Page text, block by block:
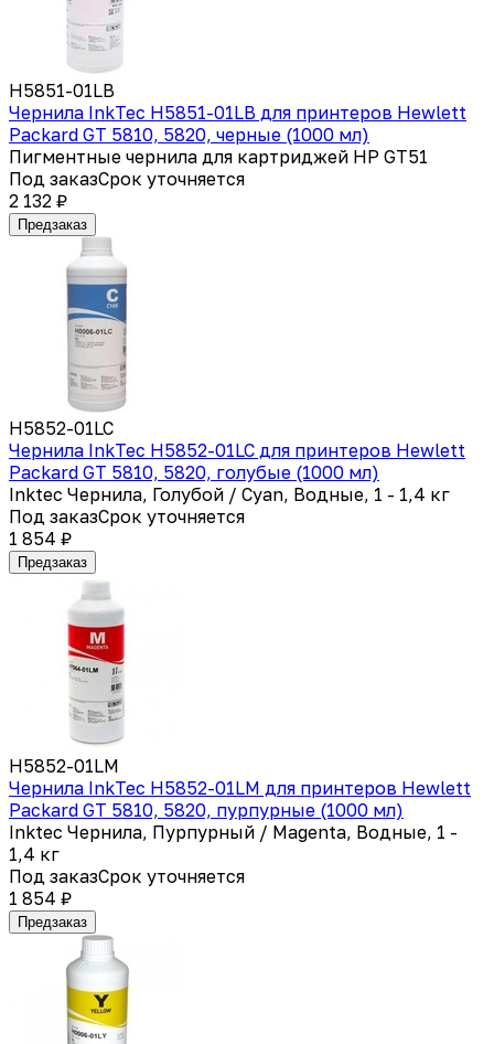
H5851-01LB
Чернила InkTec H5851-01LB для принтеров Hewlett
Packard GT 5810, 5820, черные (1000 мл)
Пигментные чернила для картриджей HP GT51
Под заказСрок уточняется
2 132 ₽
Предзаказ
H5852-01LC
Чернила InkTec H5852-01LC для принтеров Hewlett
Packard GT 5810, 5820, голубые (1000 мл)
Inktec Чернила, Голубой / Cyan, Водные, 1 - 1,4 кг
Под заказСрок уточняется
1 854 ₽
Предзаказ
H5852-01LM
Чернила InkTec H5852-01LM для принтеров Hewlett
Packard GT 5810, 5820, пурпурные (1000 мл)
Inktec Чернила, Пурпурный / Magenta, Водные, 1 -
1,4 кг
Под заказСрок уточняется
1 854 ₽
Предзаказ